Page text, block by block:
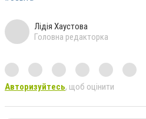
Лідія Хаустова
Головна редакторка
Авторизуйтесь, щоб оцінити